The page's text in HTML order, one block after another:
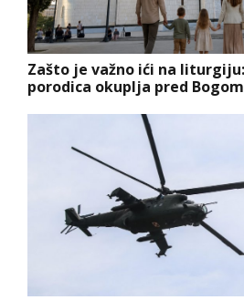
Zašto je važno ići na
porodica okuplja pred Bogom